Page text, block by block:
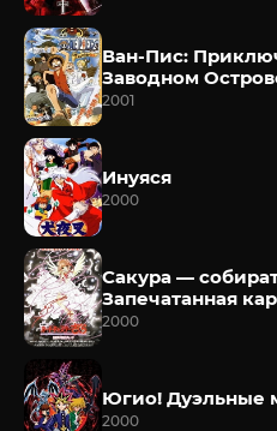
Ван-Пис:
Заводном
2001
Инуяся
2000
Сакура —
Запечатанная
2000
Югио! Дуэльные
2000